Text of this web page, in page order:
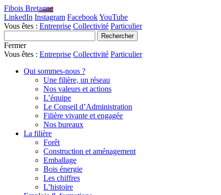
Fibois Bretagne
LinkedIn Instagram FacebookYouTube
Vous êtes : Entreprise Collectivité Particulier
Fermer
Vous êtes : Entreprise Collectivité Particulier
Qui sommes-nous ?
Une filière, un réseau
Nos valeurs et actions
L’équipe
Le Conseil d’Administration
Filière vivante et engagée
Nos bureaux
La filière
Forêt
Construction et aménagement
Emballage
Bois énergie
Les chiffres
L’histoire